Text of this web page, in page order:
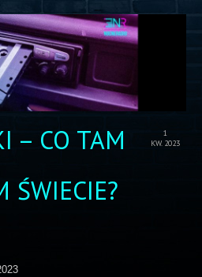
1
KW. 2023
– CO TAM
ŚWIECIE?